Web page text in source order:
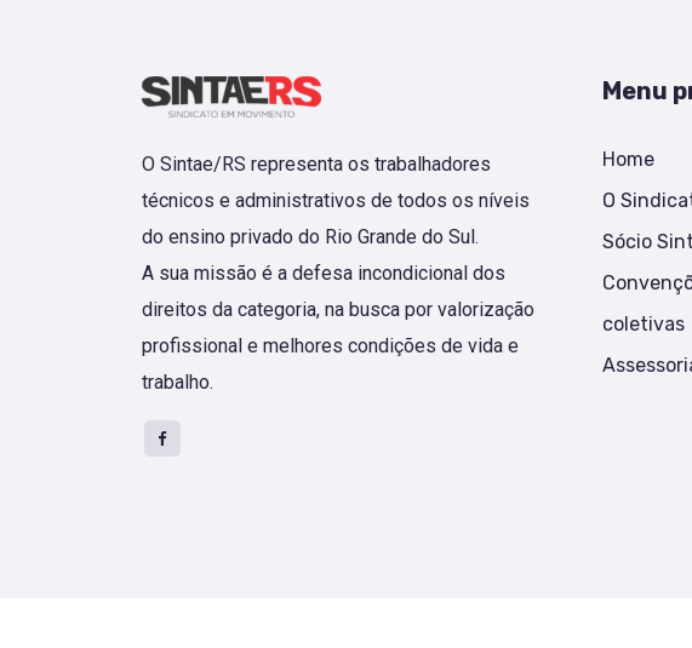
O Sintae/RS representa os trabalhadores
técnicos e administrativos de todos os níveis
do ensino privado do Rio Grande do Sul.
A sua missão é a defesa incondicional dos
direitos da categoria, na busca por valorização
profissional e melhores condições de vida e
trabalho.
Menu
Home
O
Sócio
coletivas